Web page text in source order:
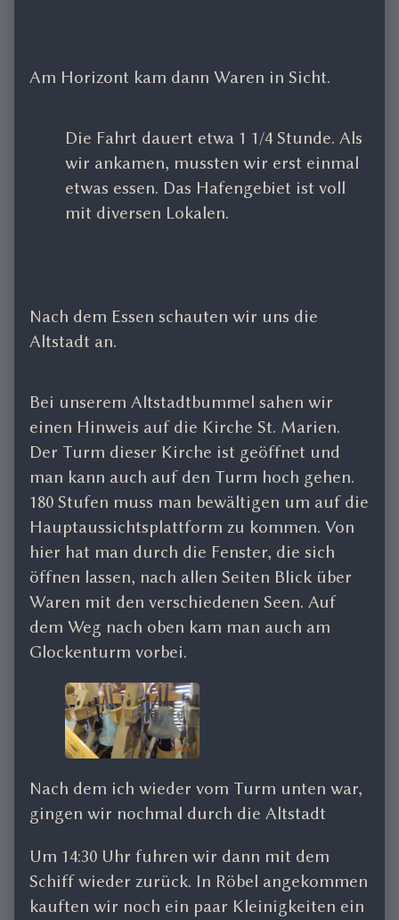
Am Horizont kam dann Waren in Sicht.
Die Fahrt dauert etwa 1 1/4 Stunde. Als
wir ankamen, mussten wir erst einmal
etwas essen. Das Hafengebiet ist voll
mit diversen Lokalen.
Nach dem Essen schauten wir uns die
Altstadt an.
Bei unserem Altstadtbummel sahen wir
einen Hinweis auf die Kirche St. Marien.
Der Turm dieser Kirche ist geöffnet und
man kann auch auf den Turm hoch gehen.
180 Stufen muss man bewältigen um auf die
Hauptaussichtsplattform zu kommen. Von
hier hat man durch die Fenster, die sich
öffnen lassen, nach allen Seiten Blick über
Waren mit den verschiedenen Seen. Auf
dem Weg nach oben kam man auch am
Glockenturm vorbei.
Nach dem ich wieder vom Turm unten war,
gingen wir nochmal durch die Altstadt
Um 14:30 Uhr fuhren wir dann mit dem
Schiff wieder zurück. In Röbel angekommen
kauften wir noch ein paar Kleinigkeiten ein